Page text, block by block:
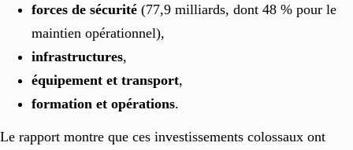
forces de sécurité (77,9 milliards, dont 48 % pour le
maintien opérationnel),
infrastructures,
équipement et transport,
formation et opérations.
Le rapport montre que ces investissements colossaux ont